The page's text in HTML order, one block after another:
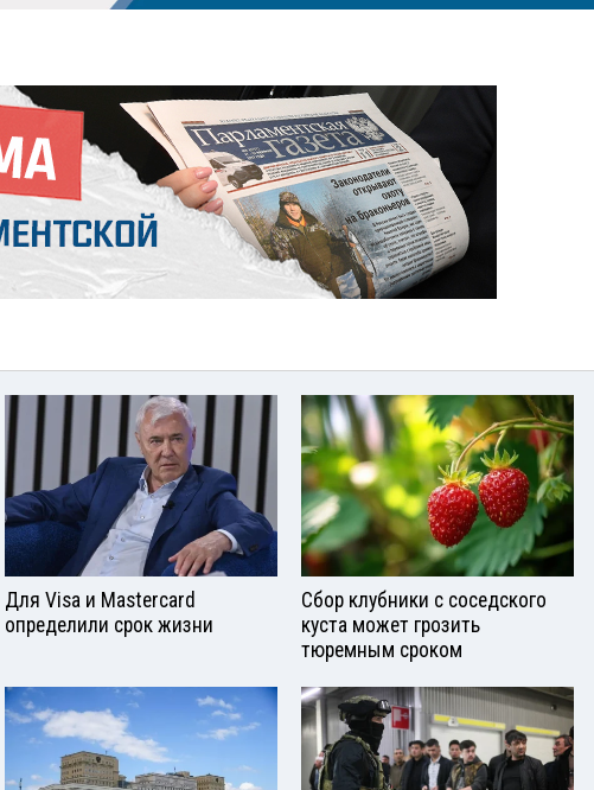
Для Visа и Mastercard
определили срок жизни
Сбор клубники с соседского
куста может грозить
тюремным сроком